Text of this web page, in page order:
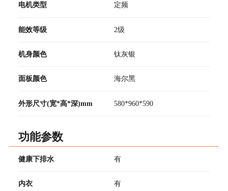
电机类型 定频
能效等级 2级
机身颜色 钛灰银
面板颜色 海尔黑
外形尺寸(宽*高*深)mm 580*960*590
功能参数
健康下排水 有
内衣 有